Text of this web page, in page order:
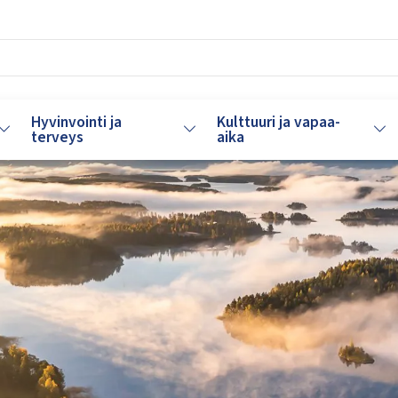
alasvetovalikkoa
Hyvinvointi ja
terveys Vaihda alasvetovalikkoa
Kulttuuri ja vapaa-
aika